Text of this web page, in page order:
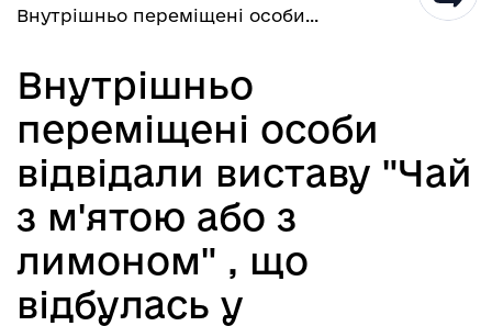
Внутрішньо переміщені особи...
Внутрішньо
переміщені особи
відвідали виставу "Чай
з м'ятою або з
лимоном" , що
відбулась у